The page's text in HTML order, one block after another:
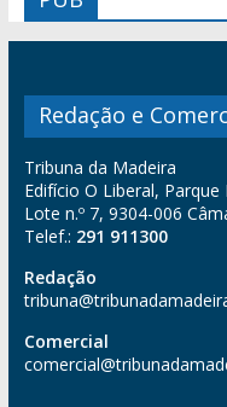
Redação e
Tribuna da Madeira
Edifício O Liberal,
Lote n.º 7, 9304-006
Telef.: 291 911300
Redação
Comercial